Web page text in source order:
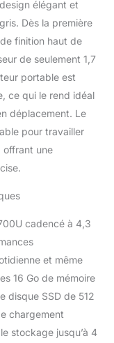
divers
vidéo
jeux à
l'efficacité
16 Go -
- Nos
de 16 Go
de SSD
sont
une
de jeu
!
rétroéclairé
ses
de frappe
tech.
élégant et
Dès la première
finition haut de
de seulement 1,7
portable est
ce qui le rend idéal
déplacement. Le
pour travailler
offrant une
cadencé à 4,3
et même
16 Go de mémoire
disque SSD de 512
chargement
stockage jusqu’à 4